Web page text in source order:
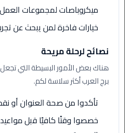
ليموزين
مطار
مطروح
ليموزين
مطار
اكتوبر
ليموزين
ميكروباصات لمجموعات
خيارات فاخرة لمن يبحث عن
نصائح لرحلة مريحة
هناك بعض الأمور البسيطة التي
برج العرب أكثر سلاسة لكم.
تأكدوا من صحة العنوان أو
خصصوا وقتًا كافيًا قبل مواعيد